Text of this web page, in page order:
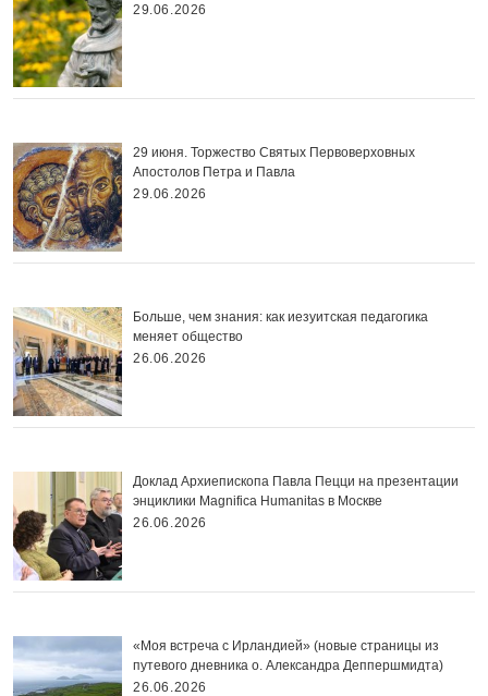
29.06.2026
29 июня. Торжество Святых Первоверховных
Апостолов Петра и Павла
29.06.2026
Больше, чем знания: как иезуитская педагогика
меняет общество
26.06.2026
Доклад Архиепископа Павла Пецци на презентации
энциклики Magnifica Нumanitas в Москве
26.06.2026
«Моя встреча с Ирландией» (новые страницы из
путевого дневника о. Александра Деппершмидта)
26.06.2026